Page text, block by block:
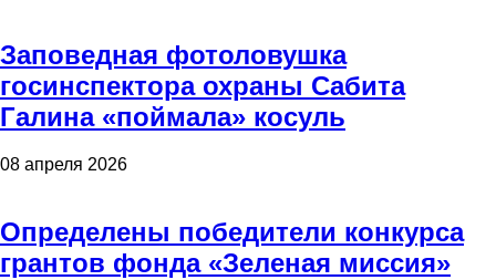
Заповедная фотоловушка
госинспектора охраны Сабита
Галина «поймала» косуль
08 апреля 2026
Определены победители конкурса
грантов фонда «Зеленая миссия»